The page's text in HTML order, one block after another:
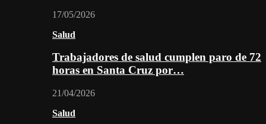
17/05/2026
Salud
Trabajadores de salud cumplen paro de 72
horas en Santa Cruz por…
21/04/2026
Salud